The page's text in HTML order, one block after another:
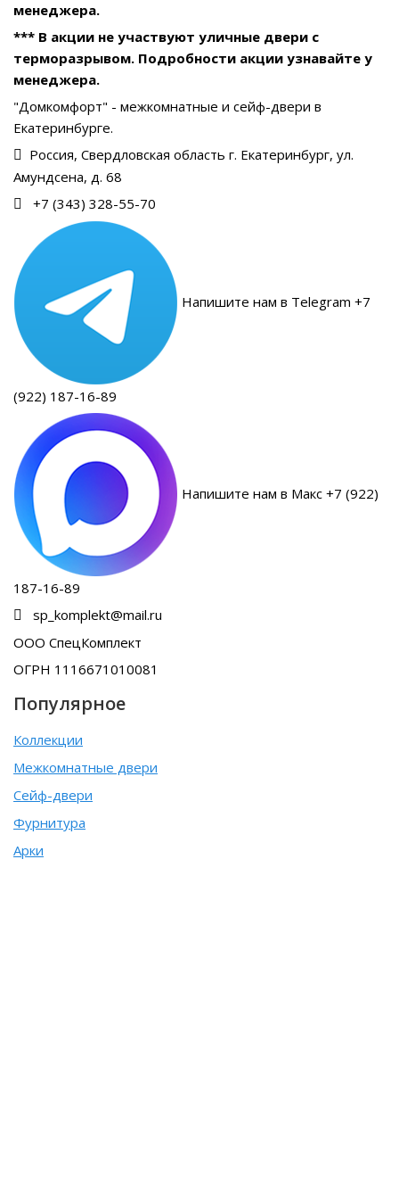
менеджера.
*** В акции не участвуют уличные двери с
терморазрывом. Подробности акции узнавайте у
менеджера.
"Домкомфорт" - межкомнатные и сейф-двери в
Екатеринбурге.
Россия, Свердловская область г. Екатеринбург, ул.
Амундсена, д. 68
+7 (343) 328-55-70
Напишите нам в Telegram +7
(922) 187-16-89
Напишите нам в Макс +7 (922)
187-16-89
sp_komplekt@mail.ru
ООО СпецКомплект
ОГРН 1116671010081
Популярное
Коллекции
Межкомнатные двери
Сейф-двери
Фурнитура
Арки